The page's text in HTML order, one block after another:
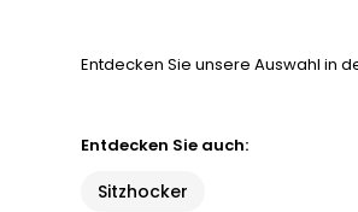
Entdecken Sie unsere Auswahl in
Entdecken Sie auch:
Sitzhocker